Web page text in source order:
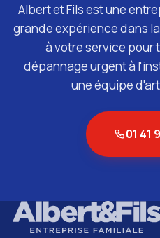
Albert et Fils est une
grande expérience dans
à votre service pour
dépannage urgent à
une équipe
01 41